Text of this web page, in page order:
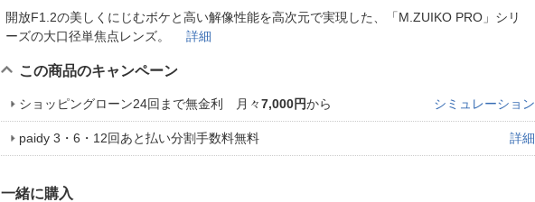
開放F1.2の美しくにじむボケと高い解像性能を高次元で実現した、「M.ZUIKO PRO」シリ
ーズの大口径単焦点レンズ。詳細
この商品のキャンペーン
ショッピングローン24回まで無金利 月々7,000円から シミュレーション
paidy 3・6・12回あと払い分割手数料無料 詳細
一緒に購入